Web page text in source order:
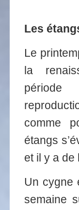
Les
Le
la
comme
étangs
et il y a de
Un cygne
semaine